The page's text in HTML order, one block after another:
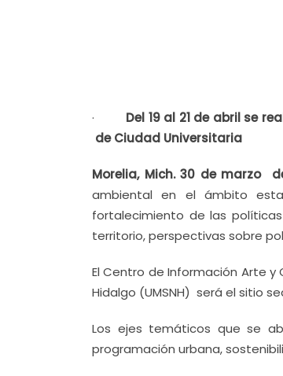
· Del 19 al 21 de abril se
de Ciudad Universitaria
Morelia, Mich. 30 de marzo
ambiental en el ámbito
fortalecimiento de las
territorio, perspectivas sobre
El Centro de Información Arte
Hidalgo (UMSNH) será el sitio
Los ejes temáticos que se
programación urbana,